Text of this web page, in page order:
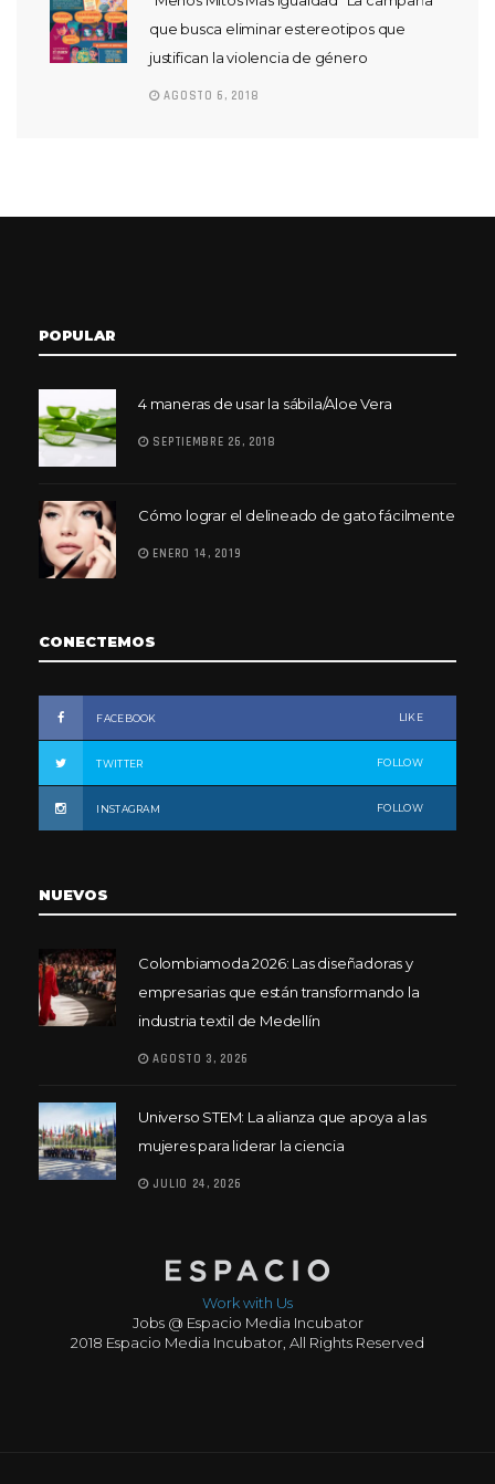
que busca eliminar estereotipos que
justifican la violencia de género
AGOSTO 6, 2018
POPULAR
4 maneras de usar la sábila/Aloe Vera
SEPTIEMBRE 26, 2018
Cómo lograr el delineado de gato fácilmente
ENERO 14, 2019
CONECTEMOS
FACEBOOK LIKE
TWITTER FOLLOW
INSTAGRAM FOLLOW
NUEVOS
Colombiamoda 2026: Las diseñadoras y
empresarias que están transformando la
industria textil de Medellín
AGOSTO 3, 2026
Universo STEM: La alianza que apoya a las
mujeres para liderar la ciencia
JULIO 24, 2026
Work with Us
Jobs @ Espacio Media Incubator
2018 Espacio Media Incubator, All Rights Reserved